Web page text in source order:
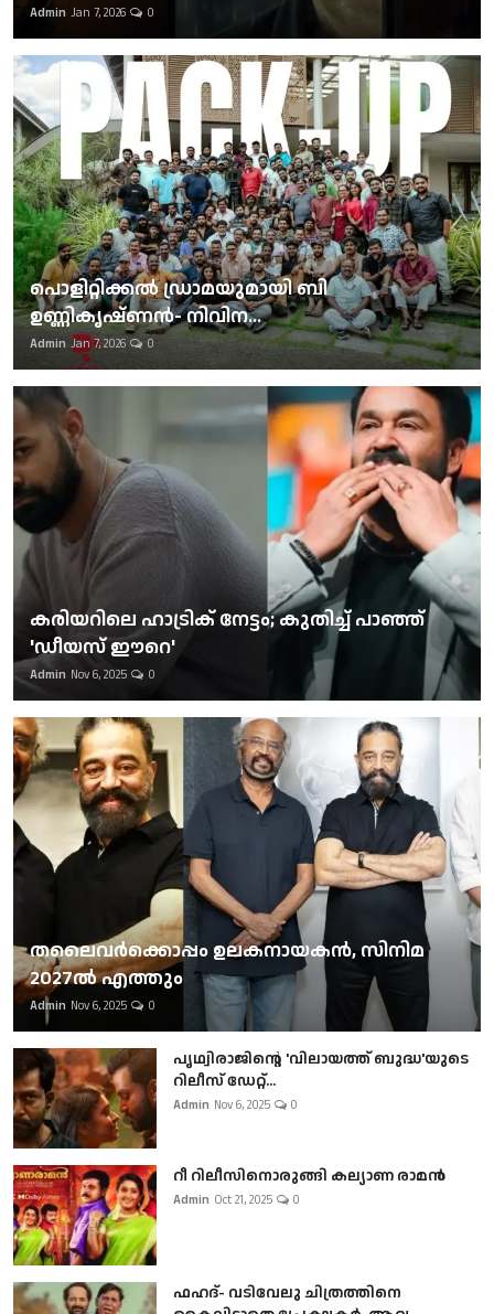
Admin Jan 7, 2026 0
പൊളിറ്റിക്കല്‍ ഡ്രാമയുമായി ബി
ഉണ്ണികൃഷ്ണന്‍- നിവിന...
Admin Jan 7, 2026 0
കരിയറിലെ ഹാട്രിക് നേട്ടം; കുതിച്ച് പാഞ്ഞ്
'ഡീയസ് ഈറെ'
Admin Nov 6, 2025 0
തലൈവര്‍ക്കൊപ്പം ഉലകനായകന്‍, സിനിമ
2027ല്‍ എത്തും
Admin Nov 6, 2025 0
പൃഥ്വിരാജിന്റെ 'വിലായത്ത് ബുദ്ധ'യുടെ
റിലീസ് ഡേറ്റ്...
Admin Nov 6, 2025 0
റീ റിലീസിനൊരുങ്ങി കല്യാണ രാമൻ
Admin Oct 21, 2025 0
ഫഹദ്- വടിവേലു ചിത്രത്തിനെ